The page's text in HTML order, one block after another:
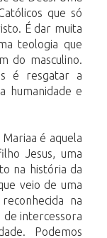
que só
É dar muita
teologia que
do masculino.
é resgatar a
humanidade e
Mariaa é aquela
Jesus, uma
na história da
veio de uma
na
de intercessora
Podemos